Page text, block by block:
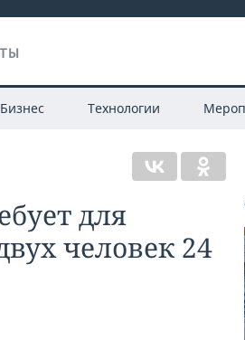
Бизнес Технологии
для
человек 24